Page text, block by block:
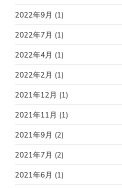
2022年9月 (1)
2022年7月 (1)
2022年4月 (1)
2022年2月 (1)
2021年12月 (1)
2021年11月 (1)
2021年9月 (2)
2021年7月 (2)
2021年6月 (1)